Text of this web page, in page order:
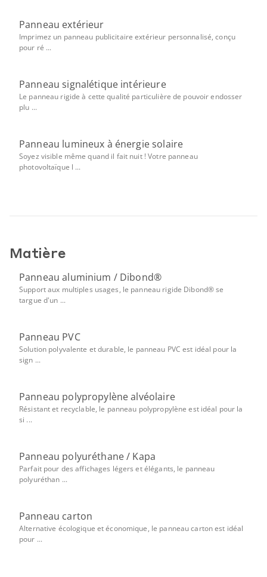
Panneau extérieur
Imprimez un panneau publicitaire extérieur personnalisé, conçu
pour ré ...
Panneau signalétique intérieure
Le panneau rigide à cette qualité particulière de pouvoir endosser
plu ...
Panneau lumineux à énergie solaire
Soyez visible même quand il fait nuit ! Votre panneau
photovoltaïque l ...
Matière
Panneau aluminium / Dibond®
Support aux multiples usages, le panneau rigide Dibond® se
targue d'un ...
Panneau PVC
Solution polyvalente et durable, le panneau PVC est idéal pour la
sign ...
Panneau polypropylène alvéolaire
Résistant et recyclable, le panneau polypropylène est idéal pour la
si ...
Panneau polyuréthane / Kapa
Parfait pour des affichages légers et élégants, le panneau
polyuréthan ...
Panneau carton
Alternative écologique et économique, le panneau carton est idéal
pour ...